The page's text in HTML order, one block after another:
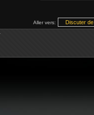
Aller vers: